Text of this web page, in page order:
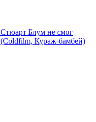
Стюарт Блум не смог
(Coldfilm, Кураж-бамбей)